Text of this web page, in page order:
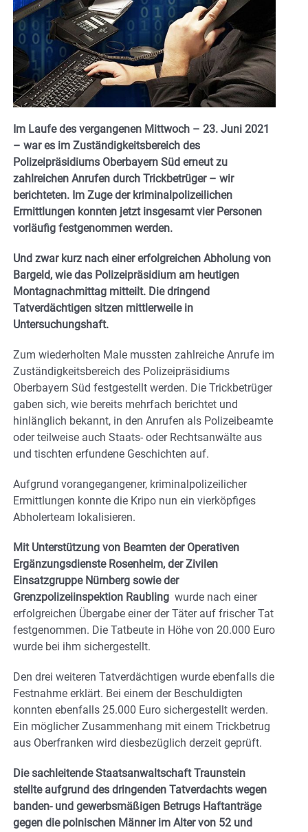
Im Laufe des vergangenen Mittwoch – 23. Juni 2021
– war es im Zuständigkeitsbereich des
Polizeipräsidiums Oberbayern Süd erneut zu
zahlreichen Anrufen durch Trickbetrüger – wir
berichteten. Im Zuge der kriminalpolizeilichen
Ermittlungen konnten jetzt insgesamt vier Personen
vorläufig festgenommen werden.
Und zwar kurz nach einer erfolgreichen Abholung von
Bargeld, wie das Polizeipräsidium am heutigen
Montagnachmittag mitteilt. Die dringend
Tatverdächtigen sitzen mittlerweile in
Untersuchungshaft.
Zum wiederholten Male mussten zahlreiche Anrufe im
Zuständigkeitsbereich des Polizeipräsidiums
Oberbayern Süd festgestellt werden. Die Trickbetrüger
gaben sich, wie bereits mehrfach berichtet und
hinlänglich bekannt, in den Anrufen als Polizeibeamte
oder teilweise auch Staats- oder Rechtsanwälte aus
und tischten erfundene Geschichten auf.
Aufgrund vorangegangener, kriminalpolizeilicher
Ermittlungen konnte die Kripo nun ein vierköpfiges
Abholerteam lokalisieren.
Mit Unterstützung von Beamten der Operativen
Ergänzungsdienste Rosenheim, der Zivilen
Einsatzgruppe Nürnberg sowie der
Grenzpolizeiinspektion Raubling wurde nach einer
erfolgreichen Übergabe einer der Täter auf frischer Tat
festgenommen. Die Tatbeute in Höhe von 20.000 Euro
wurde bei ihm sichergestellt.
Den drei weiteren Tatverdächtigen wurde ebenfalls die
Festnahme erklärt. Bei einem der Beschuldigten
konnten ebenfalls 25.000 Euro sichergestellt werden.
Ein möglicher Zusammenhang mit einem Trickbetrug
aus Oberfranken wird diesbezüglich derzeit geprüft.
Die sachleitende Staatsanwaltschaft Traunstein
stellte aufgrund des dringenden Tatverdachts wegen
banden- und gewerbsmäßigen Betrugs Haftanträge
gegen die polnischen Männer im Alter von 52 und